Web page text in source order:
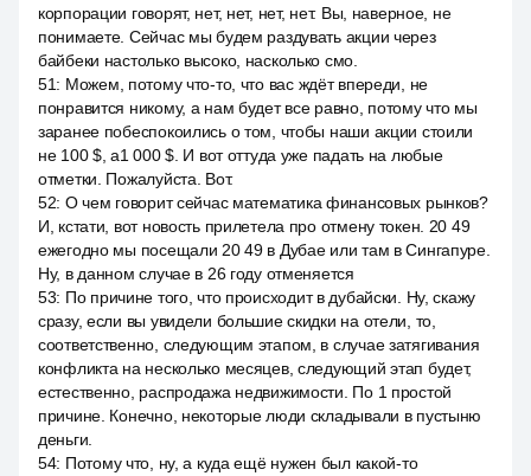
корпорации говорят, нет, нет, нет, нет. Вы, наверное, не
понимаете. Сейчас мы будем раздувать акции через
байбеки настолько высоко, насколько смо.
51: Можем, потому что-то, что вас ждёт впереди, не
понравится никому, а нам будет все равно, потому что мы
заранее побеспокоились о том, чтобы наши акции стоили
не 100 $, a1 000 $. И вот оттуда уже падать на любые
отметки. Пожалуйста. Вот.
52: О чем говорит сейчас математика финансовых рынков?
И, кстати, вот новость прилетела про отмену токен. 20 49
ежегодно мы посещали 20 49 в Дубае или там в Сингапуре.
Ну, в данном случае в 26 году отменяется
53: По причине того, что происходит в дубайски. Ну, скажу
сразу, если вы увидели большие скидки на отели, то,
соответственно, следующим этапом, в случае затягивания
конфликта на несколько месяцев, следующий этап будет,
естественно, распродажа недвижимости. По 1 простой
причине. Конечно, некоторые люди складывали в пустыню
деньги.
54: Потому что, ну, а куда ещё нужен был какой-то